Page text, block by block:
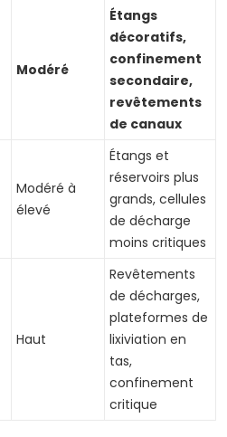
Modéré
Étangs
décoratifs,
confinement
secondaire,
revêtements
de canaux
Modéré à
élevé
Étangs et
réservoirs plus
grands, cellules
de décharge
moins critiques
Haut
Revêtements
de décharges,
plateformes de
lixiviation en
tas,
confinement
critique